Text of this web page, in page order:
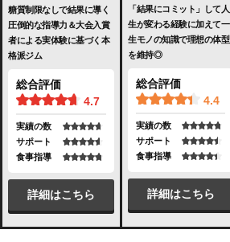
糖質制限なしで結果に導く
圧倒的な指導力＆大会入賞
者による実体験に基づく本
格派ジム
総合評価
4.7
実績の数
サポート
食事指導
詳細はこちら
「結果にコミット」して人
生が変わる経験に加えて一
生モノの知識で理想の体型
を維持◎
総合評価
4.4
実績の数
サポート
食事指導
詳細はこちら